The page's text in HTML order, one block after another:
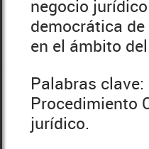
negocio
democrática
en el ámbito
Palabras
Procedimiento
jurídico.